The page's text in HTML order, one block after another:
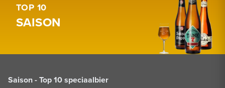
TOP 10
SAISON
Saison - Top 10 speciaalbier